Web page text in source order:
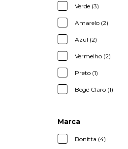
Verde (3)
Amarelo (2)
Azul (2)
Vermelho (2)
Preto (1)
Begê Claro (1)
Marca
Bonitta (4)